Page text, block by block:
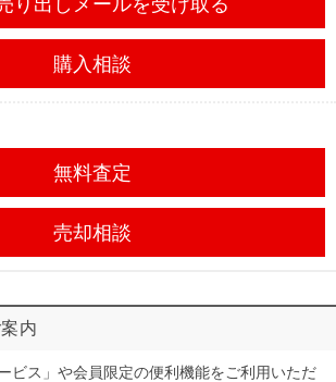
購入相談
無料査定
売却相談
内
ビス」や会員限定の便利機能をご利用いただ